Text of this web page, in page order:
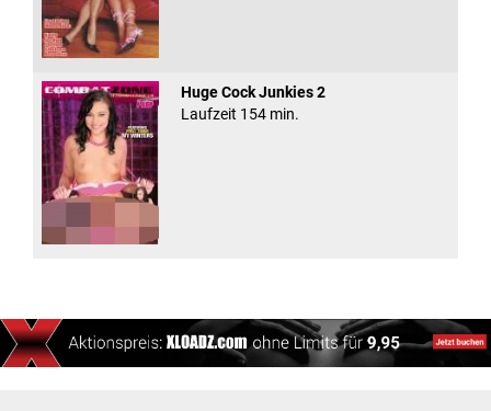
Huge Cock Junkies 2
Laufzeit 154 min.